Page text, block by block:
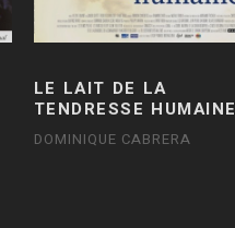
LE LAIT DE LA
TENDRESSE HUMAINE
DOMINIQUE CABRERA